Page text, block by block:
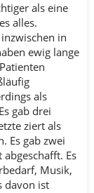
als eine
alles.
in
ewig lange
als
gab drei
ziert als
Es gab zwei
Es
Musik,
davon ist